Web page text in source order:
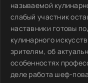
называемой
слабый участник
наставники готовы
кулинарного
зрителям, об
особенностях
деле работа шеф-